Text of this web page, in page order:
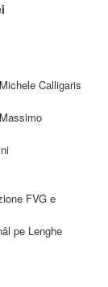
Calligaris
FVG e
pe Lenghe